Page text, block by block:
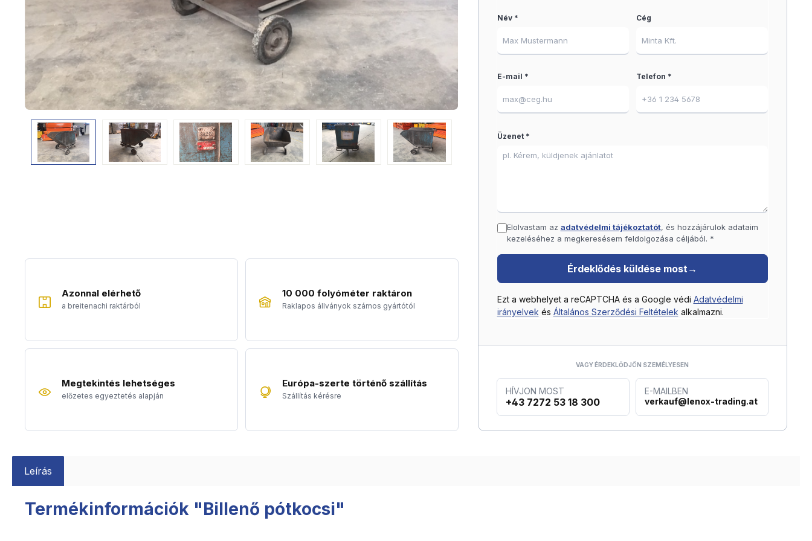
Név * Cég
E-mail * Telefon *
Üzenet *
Elolvastam az adatvédelmi tájékoztatót, és hozzájárulok adataim
kezeléséhez a megkeresésem feldolgozása céljából. *
Érdeklődés küldése most→
Ezt a webhelyet a reCAPTCHA és a Google védi Adatvédelmi
irányelvek és Általános Szerződési Feltételek alkalmazni.
VAGY ÉRDEKLŐDJÖN SZEMÉLYESEN
HÍVJON MOST
+43 7272 53 18 300
E-MAILBEN
verkauf@lenox-trading.at
Azonnal elérhető
a breitenachi raktárból
10 000 folyóméter raktáron
Raklapos állványok számos gyártótól
Megtekintés lehetséges
előzetes egyeztetés alapján
Európa-szerte történő szállítás
Szállítás kérésre
Leírás
Termékinformációk "Billenő pótkocsi"